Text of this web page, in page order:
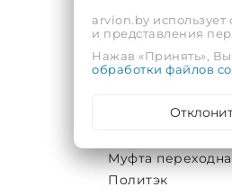
Муфта
Политэк
arvion.by
и представления
Нажав «Принять», Вы
обработки файлов